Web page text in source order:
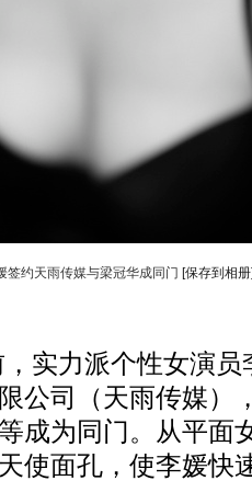
签约天雨传媒与梁冠华成同门 [保存到相
力派个性女演员
公司（天雨传媒）
成为同门。从平面
使面孔，使李媛快